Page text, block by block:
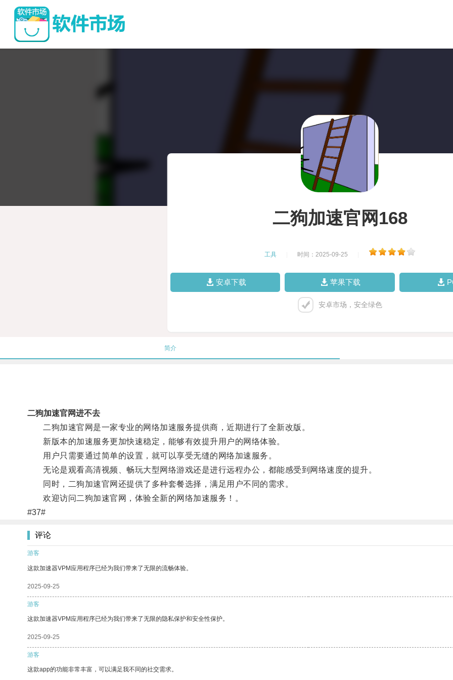
二狗加速官网168
工具 时间：2025-09-25
安卓下载 苹果下载
安卓市场，安全绿色
简介
二狗加速官网进不去
二狗加速官网是一家专业的网络加速服务提供商，近期进行了全新改版。
新版本的加速服务更加快速稳定，能够有效提升用户的网络体验。
用户只需要通过简单的设置，就可以享受无缝的网络加速服务。
无论是观看高清视频、畅玩大型网络游戏还是进行远程办公，都能感受到网络速度的提升。
同时，二狗加速官网还提供了多种套餐选择，满足用户不同的需求。
欢迎访问二狗加速官网，体验全新的网络加速服务！。
#37#
评论
游客
这款加速器VPM应用程序已经为我们带来了无限的流畅体验。
2025-09-25
游客
这款加速器VPM应用程序已经为我们带来了无限的隐私保护和安全性保护。
2025-09-25
游客
这款app的功能非常丰富，可以满足我不同的社交需求。